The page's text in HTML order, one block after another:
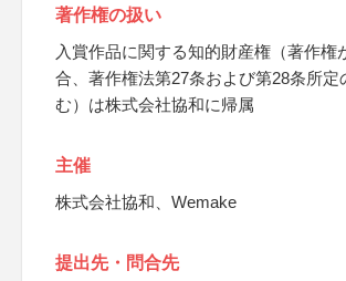
著作権の扱い
入賞作品に関する知的財産権（著作権
合、著作権法第27条および第28条所定
む）は株式会社協和に帰属
主催
株式会社協和、Wemake
提出先・問合先